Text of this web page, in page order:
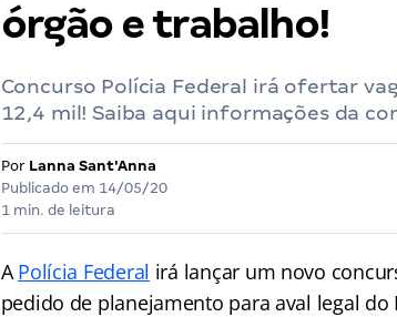
órgão e trabalho!
Concurso Polícia Federal irá ofertar
12,4 mil! Saiba aqui informações da
Por Lanna Sant'Anna
Publicado em 14/05/20
1 min. de leitura
APolícia Federal irá lançar um novo
pedido de planejamento para aval legal do